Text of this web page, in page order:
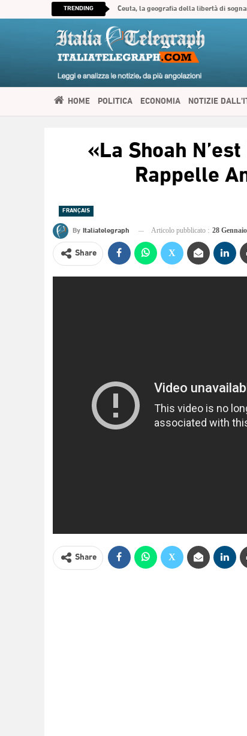
TRENDING Ceuta, la geografia della libertà di
HOME POLITICA ECONOMIA NOTIZIE
العربية«La Shoah
Rappelle
FRANÇAIS
By Italiatelegraph Articolo pubblicato : 28
Share
Share